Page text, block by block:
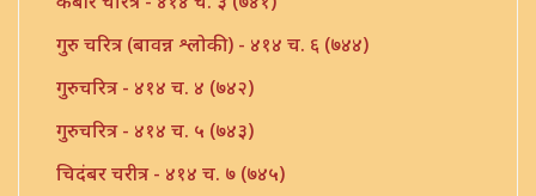
गुरु चरित्र (बावन्न श्लोकी) - ४१४ च. ६ (७४४)
गुरुचरित्र - ४१४ च. ४ (७४२)
गुरुचरित्र - ४१४ च. ५ (७४३)
चिदंबर चरीत्र - ४१४ च. ७ (७४५)